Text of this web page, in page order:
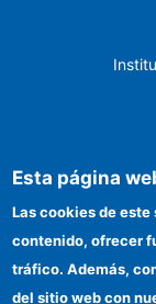
Esta página
Las cookies de
contenido, ofrecer
tráfico. Además,
del sitio web con